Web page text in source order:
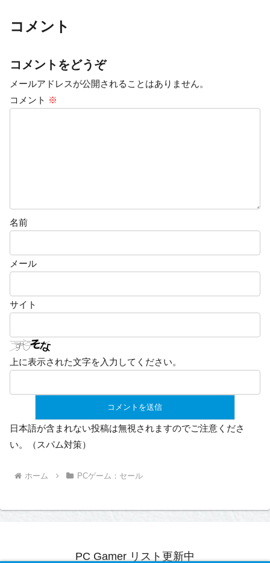
コメント
コメントをどうぞ
メールアドレスが公開されることはありません。
コメント ※
名前
メール
サイト
上に表示された文字を入力してください。
日本語が含まれない投稿は無視されますのでご注意くださ
い。（スパム対策）
ホーム PCゲーム：セール
PC Gamer リスト更新中